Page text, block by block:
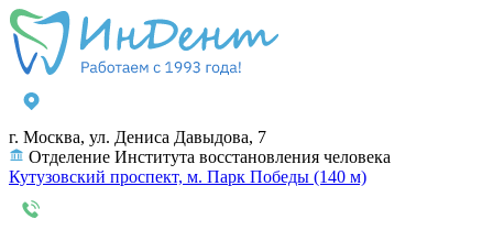
г. Москва, ул. Дениса Давыдова, 7
Отделение Института восстановления человека
Кутузовский проспект, м. Парк Победы (140 м)